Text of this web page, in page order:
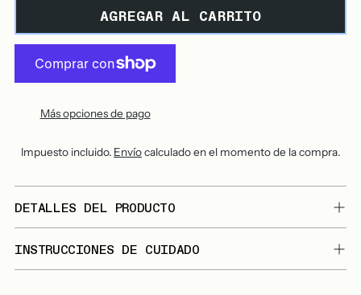
AGREGAR AL CARRITO
Más opciones de pago
Impuesto incluido. Envíocalculado en el momento de la compra.
DETALLES DEL PRODUCTO
INSTRUCCIONES DE CUIDADO